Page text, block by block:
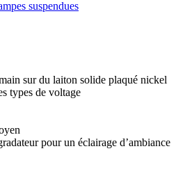
suspendues
sur du laiton solide plaqué nickel
types de voltage
pour un éclairage d’ambiance